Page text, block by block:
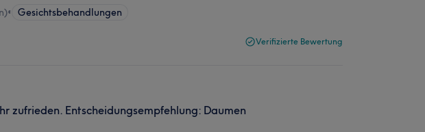
• Gesichtsbehandlungen
Verifizierte Bewertung
zufrieden. Entscheidungsempfehlung: Daumen